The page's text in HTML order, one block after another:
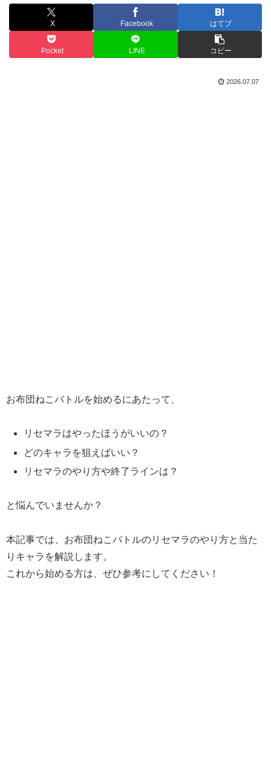
X Facebook はてブ
Pocket LINE コピー
2026.07.07
お布団ねこバトルを始めるにあたって、
リセマラはやったほうがいいの？
どのキャラを狙えばいい？
リセマラのやり方や終了ラインは？
と悩んでいませんか？
本記事では、お布団ねこバトルのリセマラのやり方と当た
りキャラを解説します。
これから始める方は、ぜひ参考にしてください！